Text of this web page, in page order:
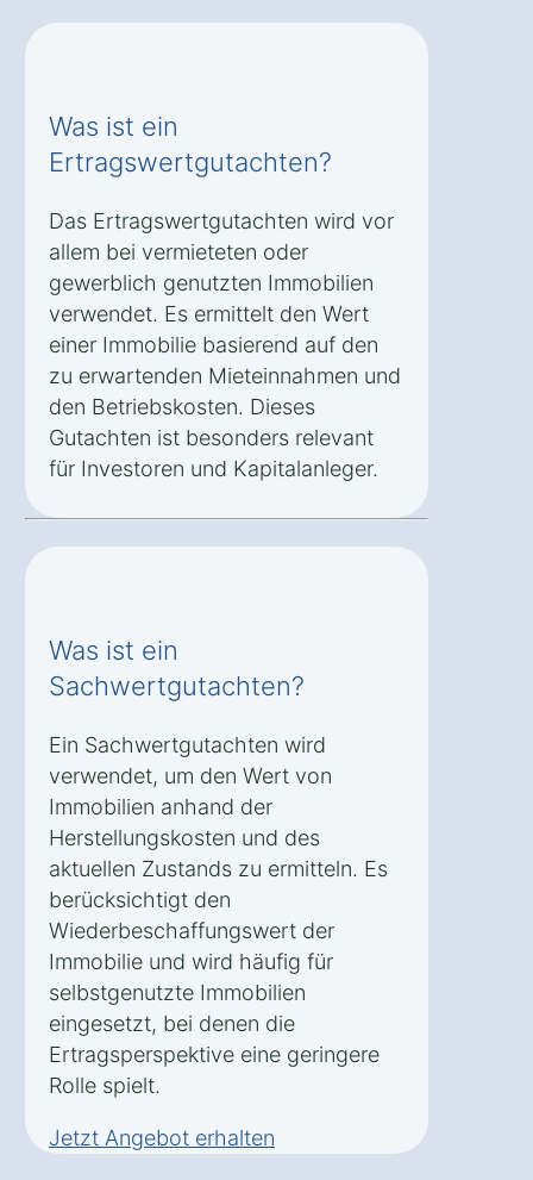
Was ist ein
Ertragswertgutachten?
Das Ertragswertgutachten wird vor
allem bei vermieteten oder
gewerblich genutzten Immobilien
verwendet. Es ermittelt den Wert
einer Immobilie basierend auf den
zu erwartenden Mieteinnahmen und
den Betriebskosten. Dieses
Gutachten ist besonders relevant
für Investoren und Kapitalanleger.
Was ist ein
Sachwertgutachten?
Ein Sachwertgutachten wird
verwendet, um den Wert von
Immobilien anhand der
Herstellungskosten und des
aktuellen Zustands zu ermitteln. Es
berücksichtigt den
Wiederbeschaffungswert der
Immobilie und wird häufig für
selbstgenutzte Immobilien
eingesetzt, bei denen die
Ertragsperspektive eine geringere
Rolle spielt.
Jetzt Angebot erhalten